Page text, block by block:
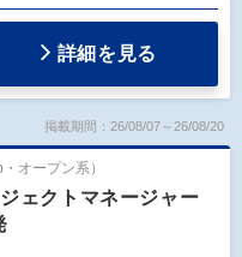
詳細を見る
掲載期間：26/08/07～26/08/20
オープン系）
ェクトマネージャー